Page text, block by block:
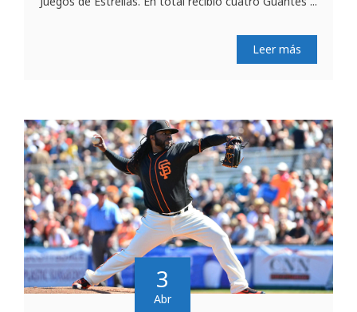
Leer más
3
Abr